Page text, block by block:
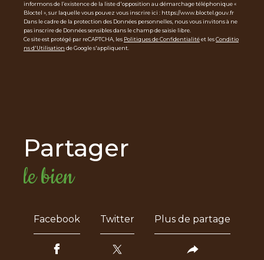
informons de l’existence de la liste d'opposition au démarchage téléphonique «
Bloctel », sur laquelle vous pouvez vous inscrire ici : https://www.bloctel.gouv.fr
Dans le cadre de la protection des Données personnelles, nous vous invitons à ne
pas inscrire de Données sensibles dans le champ de saisie libre.
Ce site est protégé par reCAPTCHA, les Politiques de Confidentialitéet lesConditio
ns d'Utilisation de Google s'appliquent.
partager
le bien
Facebook Twitter Plus de partage